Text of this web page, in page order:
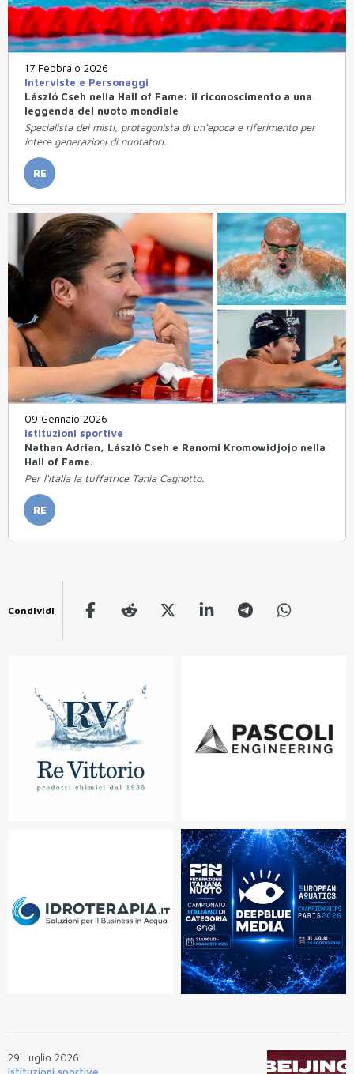
17 Febbraio 2026
Interviste e Personaggi
László Cseh nella Hall of Fame: il riconoscimento a una
leggenda del nuoto mondiale
Specialista dei misti, protagonista di un’epoca e riferimento per
intere generazioni di nuotatori.
RE
09 Gennaio 2026
Istituzioni sportive
Nathan Adrian, László Cseh e Ranomi Kromowidjojo nella
Hall of Fame.
Per l'italia la tuffatrice Tania Cagnotto.
RE
Condividi
29 Luglio 2026
Istituzioni sportive